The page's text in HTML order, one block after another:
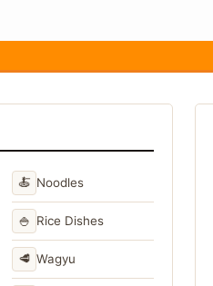
🍝 Noodles
🍚 Rice Dishes
🥩 Wagyu